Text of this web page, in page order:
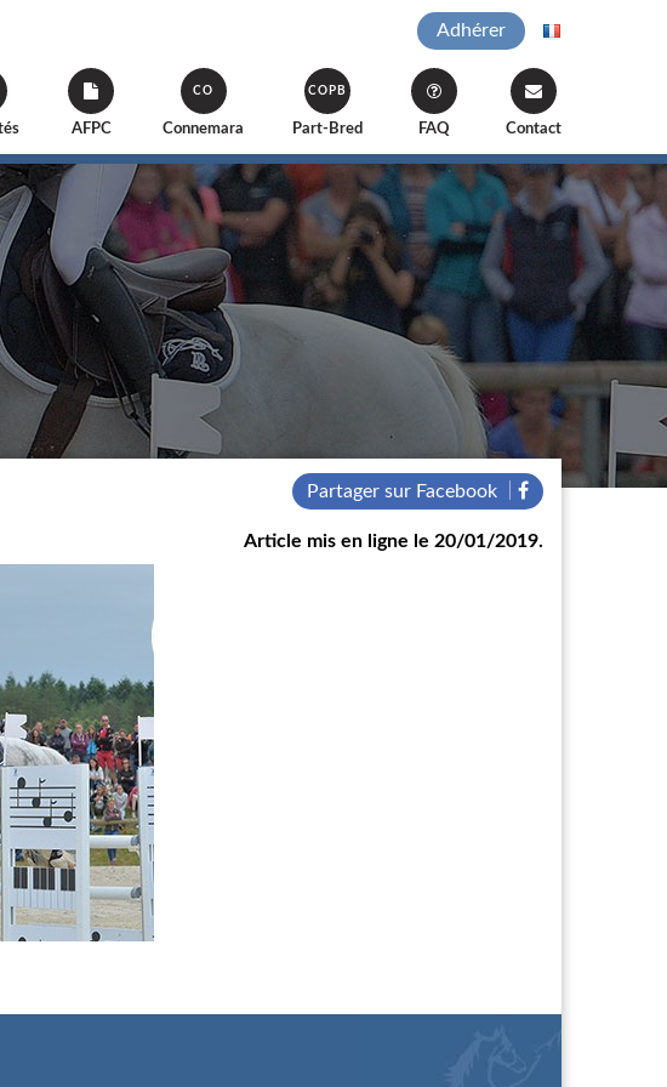
Adhérer
AFPC
CO
Connemara
COPB
Part-Bred FAQ Contact
Partager sur Facebook
Article mis en ligne le 20/01/2019.